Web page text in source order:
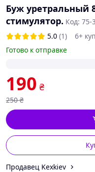
Буж уретральный
стимулятор. Код: 75-3
5.0 (1)
6+
Готово к отправке
190 ₴
250 ₴
Продавец Kexkiev